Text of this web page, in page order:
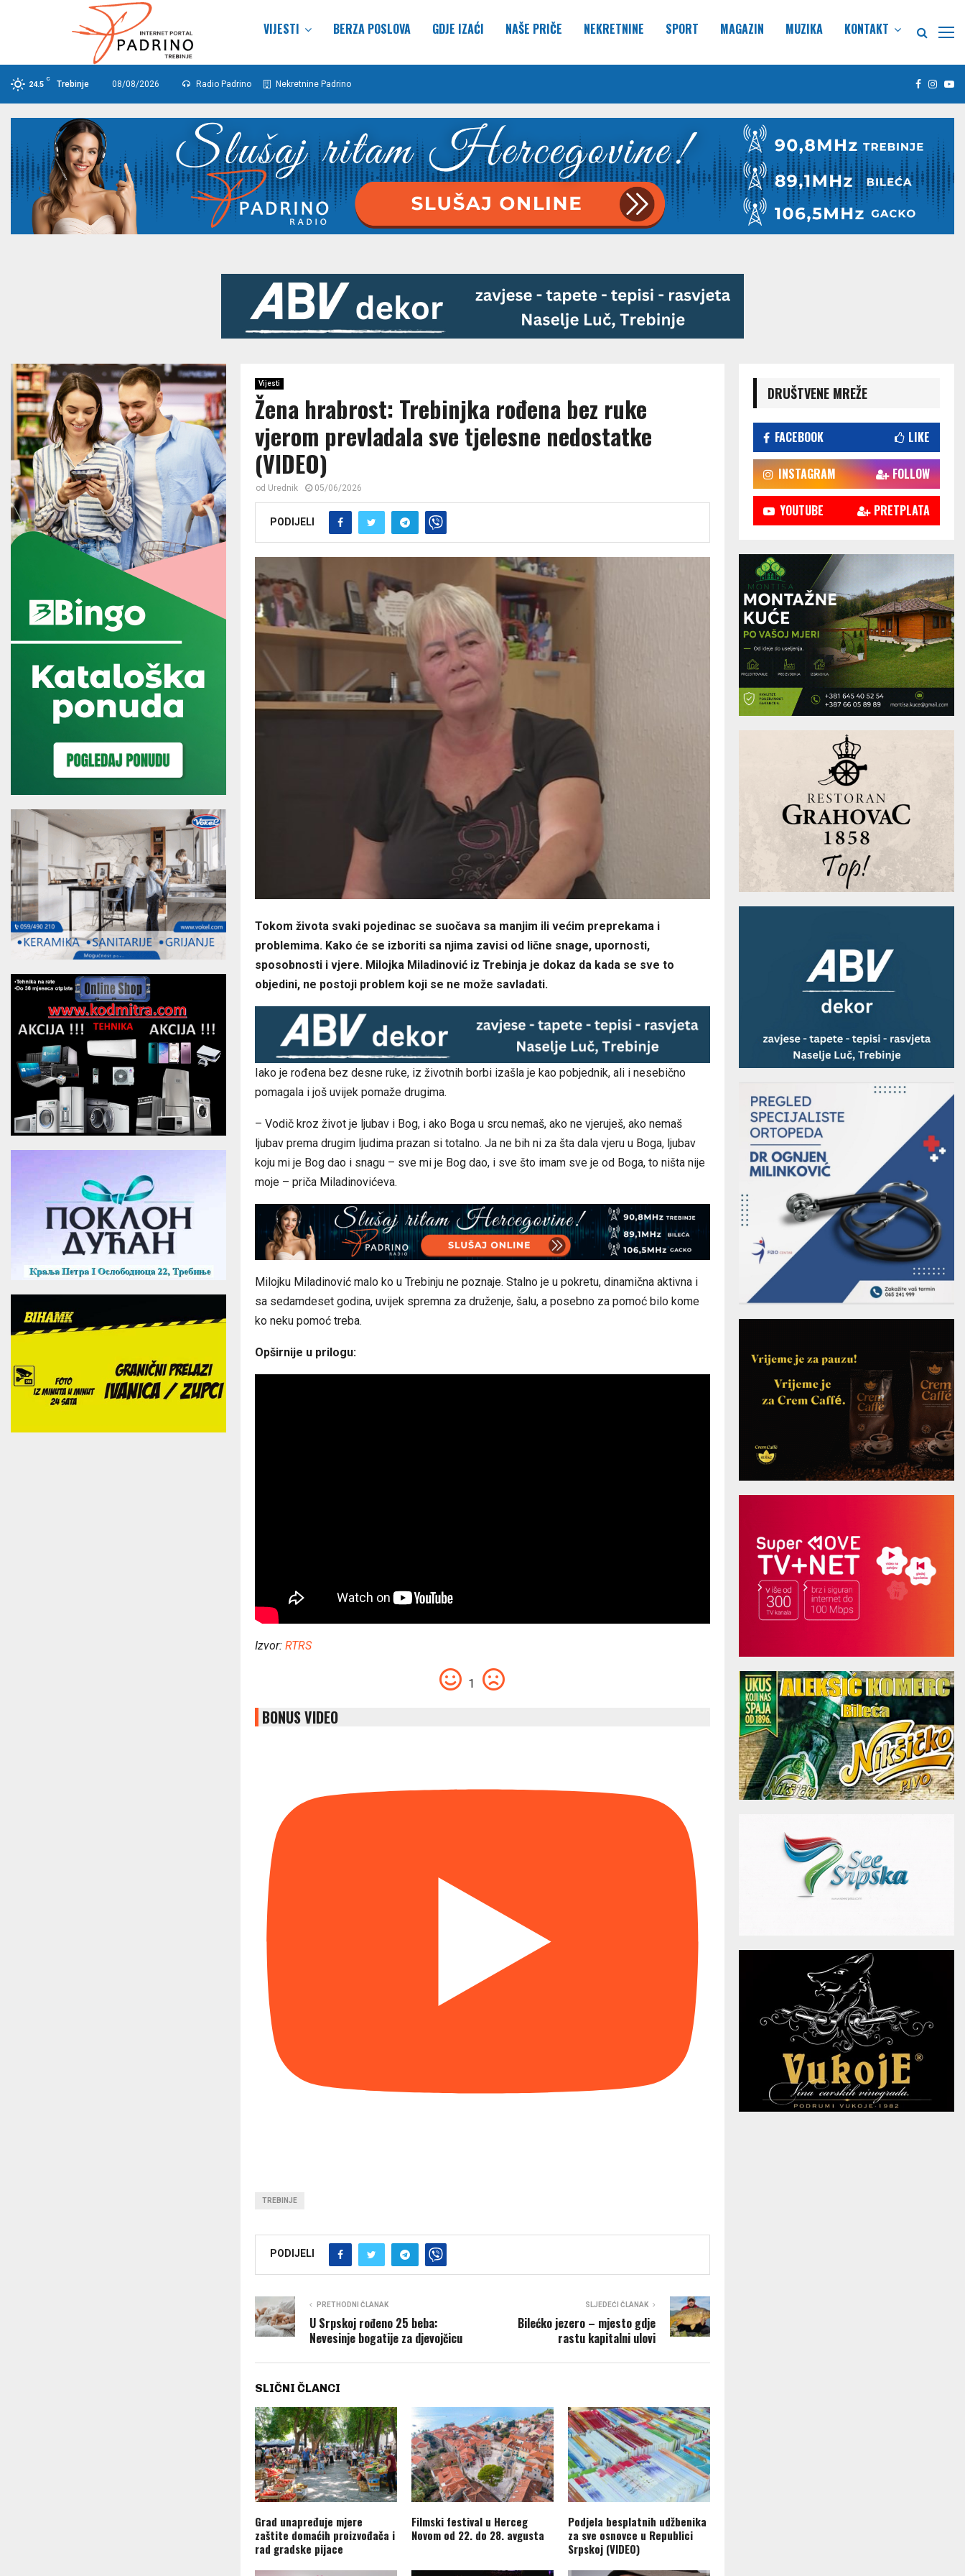
VIJESTI BERZA POSLOVA GDJE IZAĆI NAŠE PRIČE NEKRETNINE SPORT MAGAZIN MUZIKA KONTAKT
24.5
C
Trebinje 08/08/2026 Radio Padrino Nekretnine Padrino Facebook
Vijesti
Žena hrabrost: Trebinjka rođena bez ruke
vjerom prevladala sve tjelesne nedostatke
(VIDEO)
od Urednik 05/06/2026
PODIJELI
Tokom života svaki pojedinac se suočava sa manjim ili većim preprekama i
problemima. Kako će se izboriti sa njima zavisi od lične snage, upornosti,
sposobnosti i vjere. Milojka Miladinović iz Trebinja je dokaz da kada se sve to
objedini, ne postoji problem koji se ne može savladati.
Iako je rođena bez desne ruke, iz životnih borbi izašla je kao pobjednik, ali i nesebično
pomagala i još uvijek pomaže drugima.
– Vodič kroz život je ljubav i Bog, i ako Boga u srcu nemaš, ako ne vjeruješ, ako nemaš
ljubav prema drugim ljudima prazan si totalno. Јa ne bih ni za šta dala vjeru u Boga, ljubav
koju mi je Bog dao i snagu – sve mi je Bog dao, i sve što imam sve je od Boga, to ništa nije
moje – priča Miladinovićeva.
Milojku Miladinović malo ko u Trebinju ne poznaje. Stalno je u pokretu, dinamična aktivna i
sa sedamdeset godina, uvijek spremna za druženje, šalu, a posebno za pomoć bilo kome
ko neku pomoć treba.
Opširnije u prilogu:
Izvor: RTRS
1
BONUS VIDEO
TREBINJE
PODIJELI
PRETHODNI ČLANAK
U Srpskoj rođeno 25 beba:
Nevesinje bogatije za djevojčicu
SLJEDEĆI ČLANAK
Bilećko jezero – mjesto gdje
rastu kapitalni ulovi
SLIČNI ČLANCI
Grad unapređuje mjere
zaštite domaćih proizvođača i
rad gradske pijace
Filmski festival u Herceg
Novom od 22. do 28. avgusta
Podjela besplatnih udžbenika
za sve osnovce u Republici
Srpskoj (VIDEO)
DRUŠTVENE MREŽE
FACEBOOK LIKE
INSTAGRAM FOLLOW
YOUTUBE PRETPLATA